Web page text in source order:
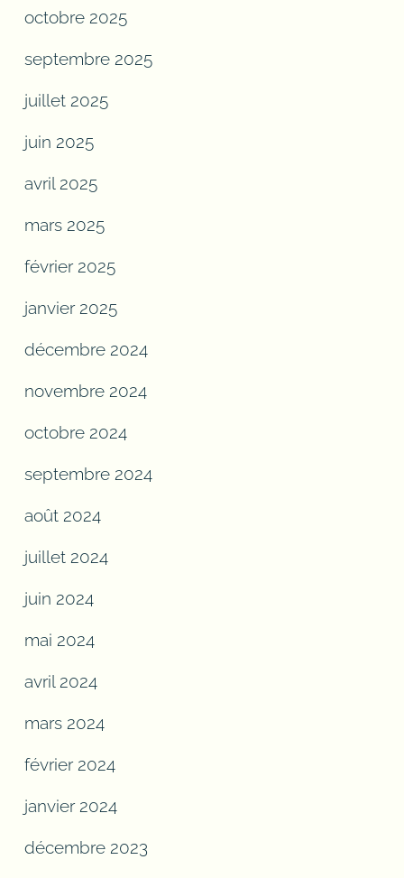
octobre 2025
septembre 2025
juillet 2025
juin 2025
avril 2025
mars 2025
février 2025
janvier 2025
décembre 2024
novembre 2024
octobre 2024
septembre 2024
août 2024
juillet 2024
juin 2024
mai 2024
avril 2024
mars 2024
février 2024
janvier 2024
décembre 2023